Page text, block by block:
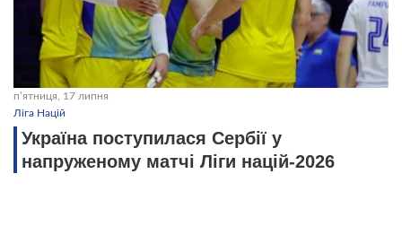
пʼятниця, 17 липня
Ліга Націй
Україна поступилася Сербії у
напруженому матчі Ліги націй-2026